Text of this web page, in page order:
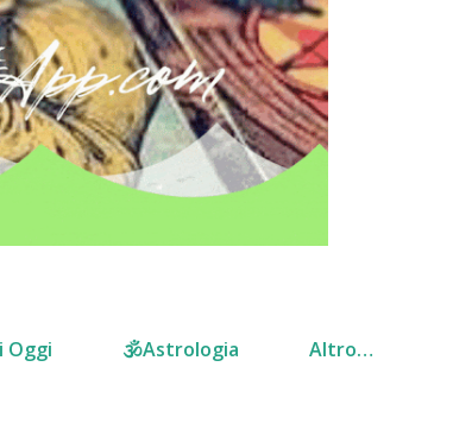
🕉Astrologia
Altro…